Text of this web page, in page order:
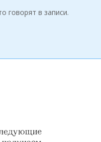
говорят в записи.